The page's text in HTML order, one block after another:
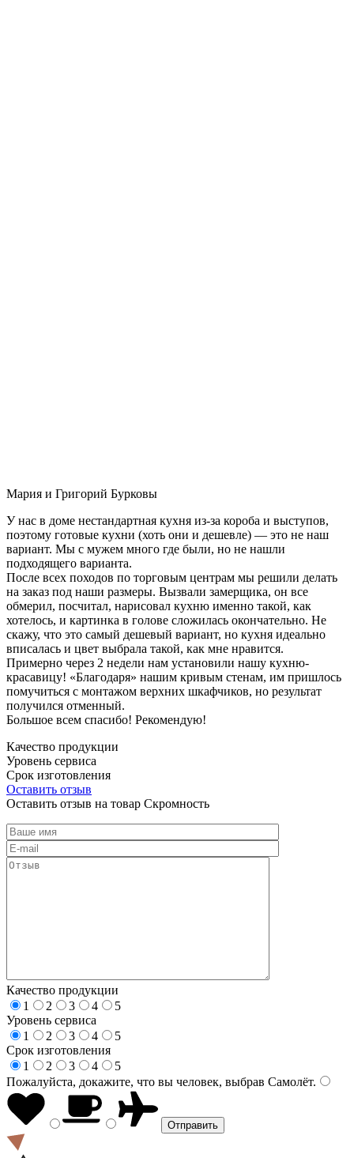
Мария и Григорий Бурковы
У нас в доме нестандартная кухня из-за короба и выступов,
поэтому готовые кухни (хоть они и дешевле) — это не наш
вариант. Мы с мужем много где были, но не нашли
подходящего варианта.
После всех походов по торговым центрам мы решили делать
на заказ под наши размеры. Вызвали замерщика, он все
обмерил, посчитал, нарисовал кухню именно такой, как
хотелось, и картинка в голове сложилась окончательно. Не
скажу, что это самый дешевый вариант, но кухня идеально
вписалась и цвет выбрала такой, как мне нравится.
Примерно через 2 недели нам установили нашу кухню-
красавицу! «Благодаря» нашим кривым стенам, им пришлось
помучиться с монтажом верхних шкафчиков, но результат
получился отменный.
Большое всем спасибо! Рекомендую!
Качество продукции
Уровень сервиса
Срок изготовления
Оставить отзыв
Оставить отзыв на товар Скромность
Качество продукции
1
2 3 4
5
Уровень сервиса
1
2 3 4
5
Срок изготовления
1
2 3 4
5
Пожалуйста, докажите, что вы человек, выбрав Самолёт.